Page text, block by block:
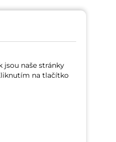
jsou naše stránky
na tlačítko